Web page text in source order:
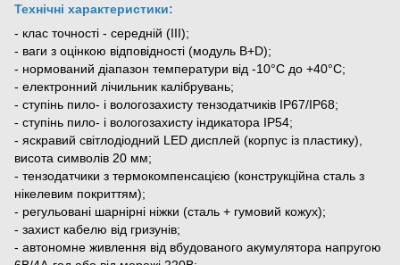
Технічні характеристики:
- клас точності - середній (III);
- ваги з оцінкою відповідності (модуль B+D);
- нормований діапазон температури від -10°С до +40°С;
- електронний лічильник калібрувань;
- ступінь пило- і вологозахисту тензодатчиків ІР67/ІР68;
- ступінь пило- і вологозахисту індикатора ІР54;
- яскравий світлодіодний LED дисплей (корпус із пластику),
висота символів 20 мм;
- тензодатчики з термокомпенсацією (конструкційна сталь з
нікелевим покриттям);
- регульовані шарнірні ніжки (сталь + гумовий кожух);
- захист кабелю від гризунів;
- автономне живлення від вбудованого акумулятора напругою